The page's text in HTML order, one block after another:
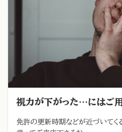
視力が下がった…にはご
免許の更新時期などが近づいてくる